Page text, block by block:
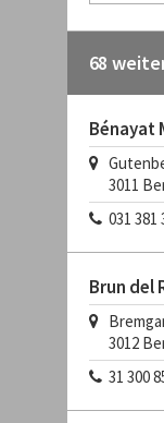
68
Bénayat
3011
031 381
Brun del
3012
31 300